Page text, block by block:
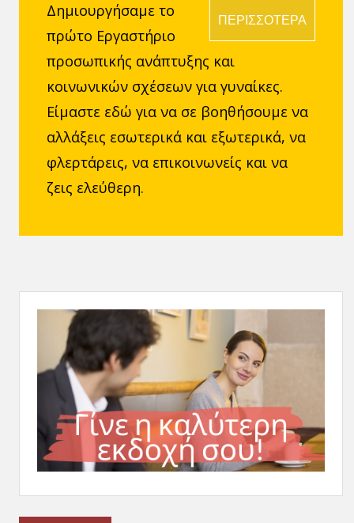
ΠΕΡΙΣΣΟΤΕΡΑ
Δημιουργήσαμε το
πρώτο Εργαστήριο
προσωπικής ανάπτυξης και
κοινωνικών σχέσεων για γυναίκες.
Είμαστε εδώ για να σε βοηθήσουμε να
αλλάξεις εσωτερικά και εξωτερικά, να
φλερτάρεις, να επικοινωνείς και να
ζεις ελεύθερη.